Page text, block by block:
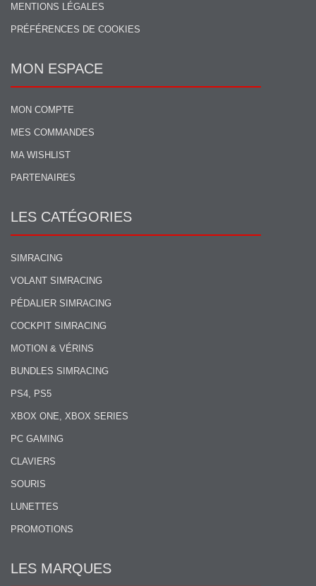
MENTIONS LÉGALES
PRÉFÉRENCES DE COOKIES
MON ESPACE
MON COMPTE
MES COMMANDES
MA WISHLIST
PARTENAIRES
LES CATÉGORIES
SIMRACING
VOLANT SIMRACING
PÉDALIER SIMRACING
COCKPIT SIMRACING
MOTION & VÉRINS
BUNDLES SIMRACING
PS4, PS5
XBOX ONE, XBOX SERIES
PC GAMING
CLAVIERS
SOURIS
LUNETTES
PROMOTIONS
LES MARQUES